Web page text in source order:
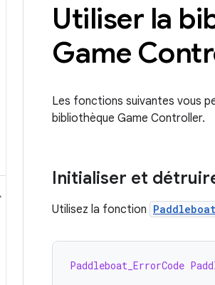
Utiliser la
Game
Les fonctions suivantes vous
bibliothèque Game Controller.
Initialiser et
Utilisez la fonction
Paddleboat_ErrorCode